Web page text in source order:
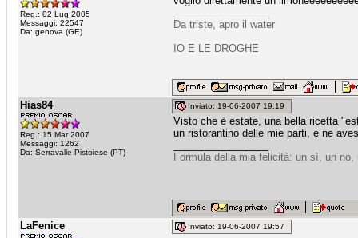
Reg.: 02 Lug 2005
Messaggi: 22547
Da: genova (GE)
Da triste, apro il water
IO E LE DROGHE
Hias84
Reg.: 15 Mar 2007
Messaggi: 1262
Da: Serravalle Pistoiese (PT)
Inviato: 19-06-2007 19:19
Visto che è estate, una bella ricetta
un ristorantino delle mie parti, e ne
Formula della mia felicità: un sì, un
LaFenice Inviato: 19-06-2007 19:57